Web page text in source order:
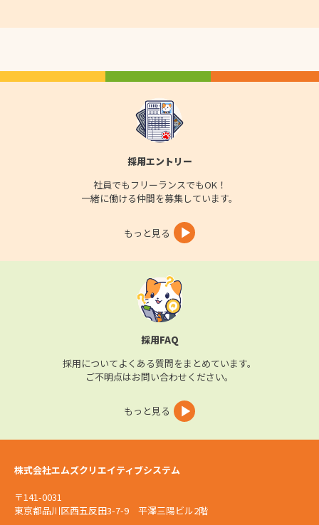
採用エントリー
社員でもフリーランスでもOK！
一緒に働ける仲間を募集しています。
もっと見る
採用FAQ
採用についてよくある質問をまとめています。
ご不明点はお問い合わせください。
もっと見る
株式会社エムズクリエイティブシステム
〒141-0031
東京都品川区西五反田3-7-9 平澤三陽ビル2階